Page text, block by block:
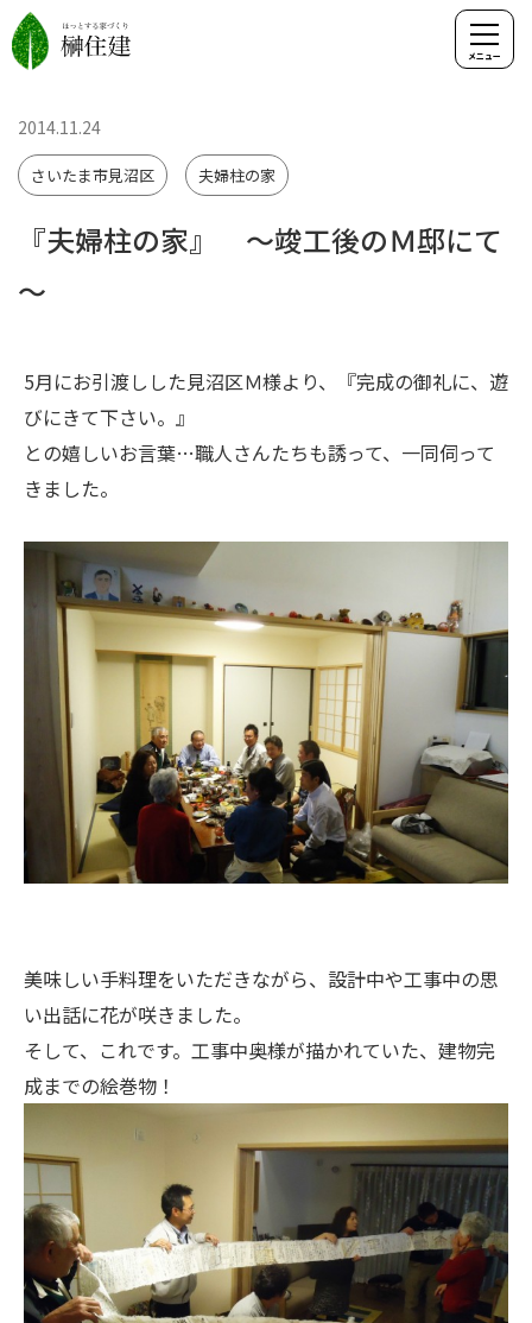
『夫婦柱の家』 ～竣工後のＭ邸にて
～
2014.11.24
さいたま市見沼区 夫婦柱の家
5月にお引渡しした見沼区Ｍ様より、『完成の御礼に、遊
びにきて下さい。』
との嬉しいお言葉…職人さんたちも誘って、一同伺って
きました。
美味しい手料理をいただきながら、設計中や工事中の思
い出話に花が咲きました。
そして、これです。工事中奥様が描かれていた、建物完
成までの絵巻物！